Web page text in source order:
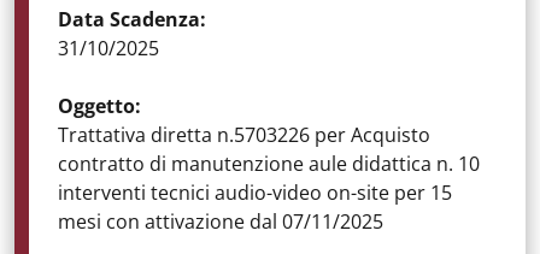
Data Scadenza:
31/10/2025
Oggetto:
Trattativa diretta n.5703226 per Acquisto
contratto di manutenzione aule didattica n. 10
interventi tecnici audio-video on-site per 15
mesi con attivazione dal 07/11/2025